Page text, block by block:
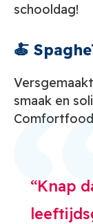
schooldag!
🍝
smaak en
Knap